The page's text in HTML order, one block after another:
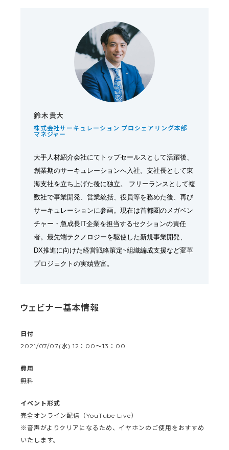
鈴木貴大
株式会社サーキュレーション プロシェアリング本部
マネジャー
大手人材紹介会社にてトップセールスとして活躍後、
創業期のサーキュレーションへ入社。支社長として東
海支社を立ち上げた後に独立。 フリーランスとして複
数社で事業開発、営業統括、役員等を務めた後、再び
サーキュレーションに参画。現在は首都圏のメガベン
チャー・急成長IT企業を担当するセクションの責任
者。最先端テクノロジーを駆使した新規事業開発、
DX推進に向けた経営戦略策定~組織編成支援など変革
プロジェクトの実績豊富。
ウェビナー基本情報
日付
2021/07/07(水) 12：00～13：00
費用
無料
イベント形式
完全オンライン配信（YouTube Live）
※音声がよりクリアになるため、イヤホンのご使用をおすすめ
いたします。